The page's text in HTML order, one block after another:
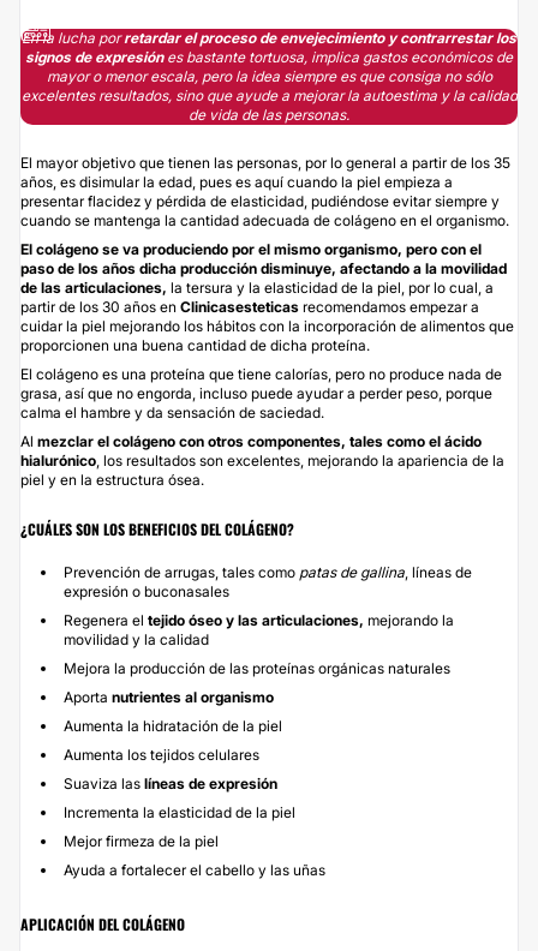
En la lucha porretardar el proceso de envejecimiento y contrarrestar los
signos de expresiónes bastante tortuosa, implica gastos económicos de
mayor o menor escala, pero la idea siempre es que consiga no sólo
excelentes resultados, sino que ayude a mejorar la autoestima y la calidad
de vida de las personas.
El mayor objetivo que tienen las personas, por lo general a partir de los 35
años, es disimular la edad, pues es aquí cuando la piel empieza a
presentar flacidez y pérdida de elasticidad, pudiéndose evitar siempre y
cuando se mantenga la cantidad adecuada de colágeno en el organismo.
El colágeno se va produciendo por el mismo organismo, pero con el
paso de los años dicha producción disminuye, afectando a la movilidad
de las articulaciones, la tersura y la elasticidad de la piel, por lo cual, a
partir de los 30 años en Clinicasesteticas recomendamos empezar a
cuidar la piel mejorando los hábitos con la incorporación de alimentos que
proporcionen una buena cantidad de dicha proteína.
El colágeno es una proteína que tiene calorías, pero no produce nada de
grasa, así que no engorda, incluso puede ayudar a perder peso, porque
calma el hambre y da sensación de saciedad.
Al mezclar el colágeno con otros componentes, tales como el ácido
hialurónico , los resultados son excelentes, mejorando la apariencia de la
piel y en la estructura ósea.
¿CUÁLES SON LOS BENEFICIOS DEL COLÁGENO?
Prevención de arrugas, tales como patas de gallina , líneas de
expresión o buconasales
Regenera el tejido óseo y las articulaciones, mejorando la
movilidad y la calidad
Mejora la producción de las proteínas orgánicas naturales
Aporta nutrientes al organismo
Aumenta la hidratación de la piel
Aumenta los tejidos celulares
Suaviza las líneas de expresión
Incrementa la elasticidad de la piel
Mejor firmeza de la piel
Ayuda a fortalecer el cabello y las uñas
APLICACIÓN DEL COLÁGENO